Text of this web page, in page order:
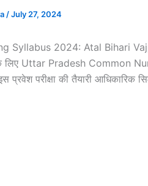
/July 27, 2024
Syllabus 2024: Atal Bihari
लिए Uttar Pradesh Common
प्रवेश परीक्षा की तैयारी